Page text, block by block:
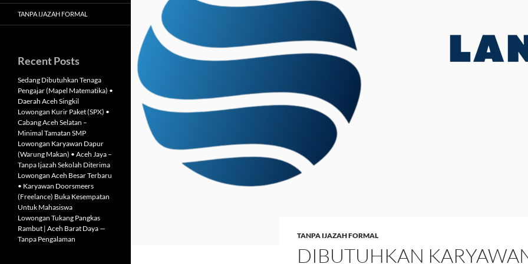
TANPA IJAZAH FORMAL
DIBUTUHKAN
TANPA IJAZAH FORMAL
Recent Posts
Sedang Dibutuhkan Tenaga
Pengajar (Mapel Matematika) •
Daerah Aceh Singkil
Lowongan Kurir Paket (SPX) •
Cabang Aceh Selatan –
Minimal Tamatan SMP
Lowongan Karyawan Dapur
(Warung Makan) • Aceh Jaya –
Tanpa Ijazah Sekolah Diterima
Lowongan Aceh Besar Terbaru
• Karyawan Doorsmeers
(Freelance) Buka Kesempatan
Untuk Mahasiswa
Lowongan Tukang Pangkas
Rambut | Aceh Barat Daya —
Tanpa Pengalaman